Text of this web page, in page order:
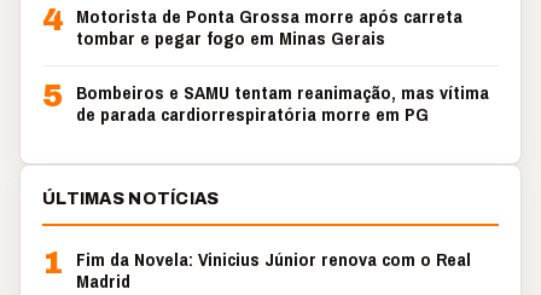
4 Motorista de Ponta Grossa morre após carreta
tombar e pegar fogo em Minas Gerais
5 Bombeiros e SAMU tentam reanimação, mas vítima
de parada cardiorrespiratória morre em PG
ÚLTIMAS NOTÍCIAS
1
Fim da Novela: Vinicius Júnior renova com o Real
Madrid